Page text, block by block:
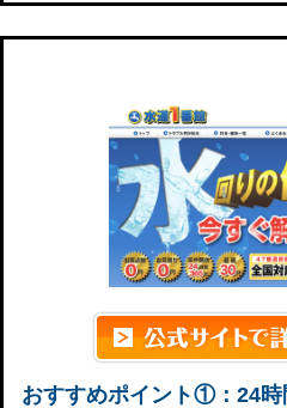
おすすめポイント①：24時